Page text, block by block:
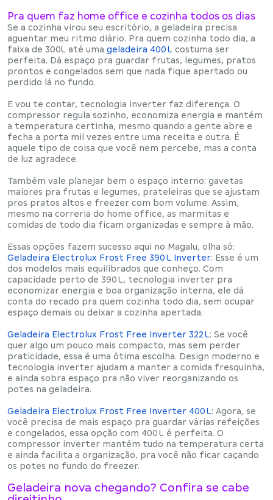
Pra quem faz home office e cozinha todos os dias
Se a cozinha virou seu escritório, a geladeira precisa
aguentar meu ritmo diário. Pra quem cozinha todo dia, a
faixa de 300L até uma geladeira 400 L costuma ser
perfeita. Dá espaço pra guardar frutas, legumes, pratos
prontos e congelados sem que nada fique apertado ou
perdido lá no fundo.
E vou te contar, tecnologia inverter faz diferença. O
compressor regula sozinho, economiza energia e mantém
a temperatura certinha, mesmo quando a gente abre e
fecha a porta mil vezes entre uma receita e outra. É
aquele tipo de coisa que você nem percebe, mas a conta
de luz agradece.
Também vale planejar bem o espaço interno: gavetas
maiores pra frutas e legumes, prateleiras que se ajustam
pros pratos altos e freezer com bom volume. Assim,
mesmo na correria do home office, as marmitas e
comidas de todo dia ficam organizadas e sempre à mão.
Essas opções fazem sucesso aqui no Magalu, olha só:
Geladeira Electrolux Frost Free 390 L Inverter: Esse é um
dos modelos mais equilibrados que conheço. Com
capacidade perto de 390 L, tecnologia inverter pra
economizar energia e boa organização interna, ele dá
conta do recado pra quem cozinha todo dia, sem ocupar
espaço demais ou deixar a cozinha apertada.
Geladeira Electrolux Frost Free Inverter 322 L: Se você
quer algo um pouco mais compacto, mas sem perder
praticidade, essa é uma ótima escolha. Design moderno e
tecnologia inverter ajudam a manter a comida fresquinha,
e ainda sobra espaço pra não viver reorganizando os
potes na geladeira.
Geladeira Electrolux Frost Free Inverter 400 L: Agora, se
você precisa de mais espaço pra guardar várias refeições
e congelados, essa opção com 400 L é perfeita. O
compressor inverter mantém tudo na temperatura certa
e ainda facilita a organização, pra você não ficar caçando
os potes no fundo do freezer.
Geladeira nova chegando? Confira se cabe